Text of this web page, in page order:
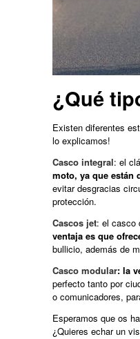
¿Qué
Existen diferentes
lo explicamos!
Casco integral: el
moto, ya que están
evitar desgracias
protección.
Cascos jet: el casco
ventaja es que
bullicio, además de
Casco modular: la
perfecto tanto por
o comunicadores,
Esperamos que os
¿Quieres echar un